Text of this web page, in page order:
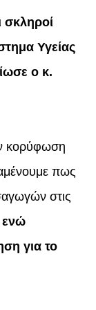
σκληροί
Υγείας
ο κ.
κορύφωση
πως
στις
ενώ
για το